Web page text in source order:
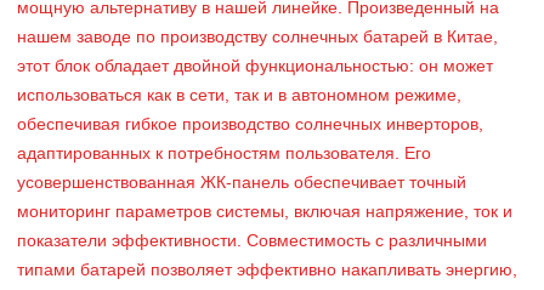
мощную альтернативу в нашей линейке. Произведенный на
нашем заводе по производству солнечных батарей в Китае,
этот блок обладает двойной функциональностью: он может
использоваться как в сети, так и в автономном режиме,
обеспечивая гибкое производство солнечных инверторов,
адаптированных к потребностям пользователя. Его
усовершенствованная ЖК-панель обеспечивает точный
мониторинг параметров системы, включая напряжение, ток и
показатели эффективности. Совместимость с различными
типами батарей позволяет эффективно накапливать энергию,